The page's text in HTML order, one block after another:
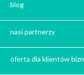
blog
nasi partnerzy
oferta dla klientów